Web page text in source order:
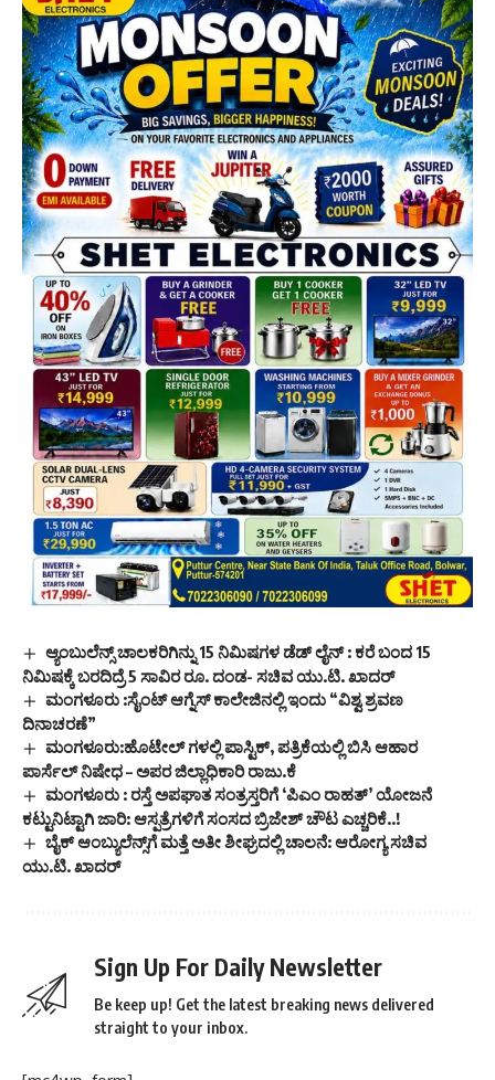
ಆ್ಯಂಬುಲೆನ್ಸ್ ಚಾಲಕರಿಗಿನ್ನು 15 ನಿಮಿಷಗಳ ಡೆಡ್ ಲೈನ್ : ಕರೆ ಬಂದ 15
ನಿಮಿಷಕ್ಕೆ ಬರದಿದ್ರೆ 5 ಸಾವಿರ ರೂ. ದಂಡ- ಸಚಿವ ಯು.ಟಿ. ಖಾದರ್
ಮಂಗಳೂರು :ಸೈಂಟ್ ಆಗ್ನೆಸ್ ಕಾಲೇಜಿನಲ್ಲಿ ಇಂದು “ವಿಶ್ವ ಶ್ರವಣ
ದಿನಾಚರಣೆ”
ಮಂಗಳೂರು:ಹೊಟೇಲ್ ಗಳಲ್ಲಿ ಪಾಸ್ಟಿಕ್, ಪತ್ರಿಕೆಯಲ್ಲಿ ಬಿಸಿ ಆಹಾರ
ಪಾರ್ಸೆಲ್ ನಿಷೇಧ – ಅಪರ ಜಿಲ್ಲಾಧಿಕಾರಿ ರಾಜು.ಕೆ
ಮಂಗಳೂರು : ರಸ್ತೆ ಅಪಘಾತ ಸಂತ್ರಸ್ತರಿಗೆ ‘ಪಿಎಂ ರಾಹತ್’ ಯೋಜನೆ
ಕಟ್ಟುನಿಟ್ಟಾಗಿ ಜಾರಿ: ಆಸ್ಪತ್ರೆಗಳಿಗೆ ಸಂಸದ ಬ್ರಿಜೇಶ್ ಚೌಟ ಎಚ್ಚರಿಕೆ..!
ಬೈಕ್ ಆಂಬ್ಯುಲೆನ್ಸ್‌ಗೆ ಮತ್ತೆ ಅತೀ ಶೀಘ್ರದಲ್ಲಿ ಚಾಲನೆ: ಆರೋಗ್ಯ ಸಚಿವ
ಯು.ಟಿ. ಖಾದರ್
Sign Up For Daily Newsletter
Be keep up! Get the latest breaking news delivered
straight to your inbox.